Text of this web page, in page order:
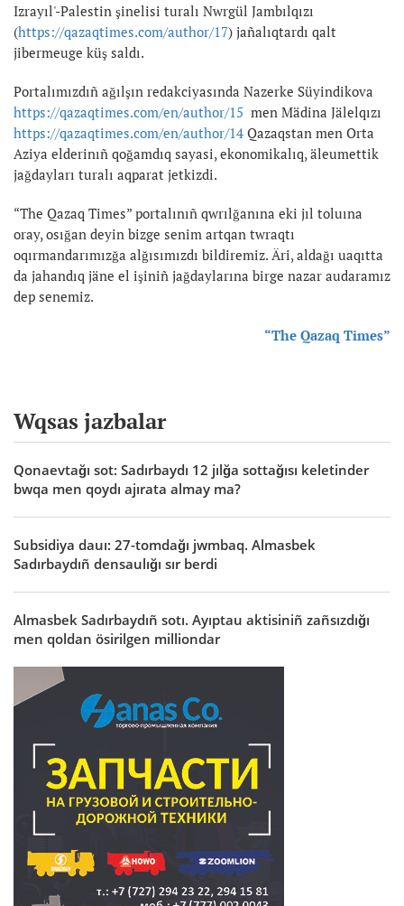
Izrayıl'-Palestin şinelisi turalı Nwrgül Jambılqızı
(https://qazaqtimes.com/author/17) jañalıqtardı qalt
jibermeuge küş saldı.
Portalımızdıñ ağılşın redakciyasında Nazerke Süyindikova
https://qazaqtimes.com/en/author/15 men Mädina Jälelqızı
https://qazaqtimes.com/en/author/14 Qazaqstan men Orta
Aziya elderinıñ qoğamdıq sayasi, ekonomikalıq, äleumettik
jağdayları turalı aqparat jetkizdi.
“The Qazaq Times” portalınıñ qwrılğanına eki jıl toluına
oray, osığan deyin bizge senim artqan twraqtı
oqırmandarımızğa alğısımızdı bildiremiz. Äri, aldağı uaqıtta
da jahandıq jäne el işiniñ jağdaylarına birge nazar audaramız
dep senemiz.
“The Qazaq Times”
Wqsas jazbalar
Qonaevtağı sot: Sadırbaydı 12 jılğa sottağısı keletinder
bwqa men qoydı ajırata almay ma?
Subsidiya dauı: 27-tomdağı jwmbaq. Almasbek
Sadırbaydıñ densaulığı sır berdi
Almasbek Sadırbaydıñ sotı. Ayıptau aktisiniñ zañsızdığı
men qoldan ösirilgen milliondar